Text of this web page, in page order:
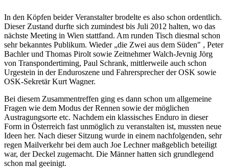
In den Köpfen beider Veranstalter brodelte es also schon ordentlich.
Dieser Zustand durfte sich zumindest bis Juli 2012 halten, wo das
nächste Meeting in Wien stattfand. Am runden Tisch diesmal schon
sehr bekanntes Publikum. Wieder „die Zwei aus dem Süden" , Peter
Bachler und Thomas Pirolt sowie Zeitnehmer Walch-Jevnig Jörg
von Transpondertiming, Paul Schrank, mittlerweile auch schon
Urgestein in der Enduroszene und Fahrersprecher der OSK sowie
OSK-Sekretär Kurt Wagner.
Bei diesem Zusammentreffen ging es dann schon um allgemeine
Fragen wie dem Modus der Rennen sowie der möglichen
Austragungsorte etc. Nachdem ein klassisches Enduro in dieser
Form in Österreich fast unmöglich zu veranstalten ist, mussten neue
Ideen her. Nach dieser Sitzung wurde in einem nachfolgenden, sehr
regen Mailverkehr bei dem auch Joe Lechner maßgeblich beteiligt
war, der Deckel zugemacht. Die Männer hatten sich grundlegend
schon mal geeinigt.